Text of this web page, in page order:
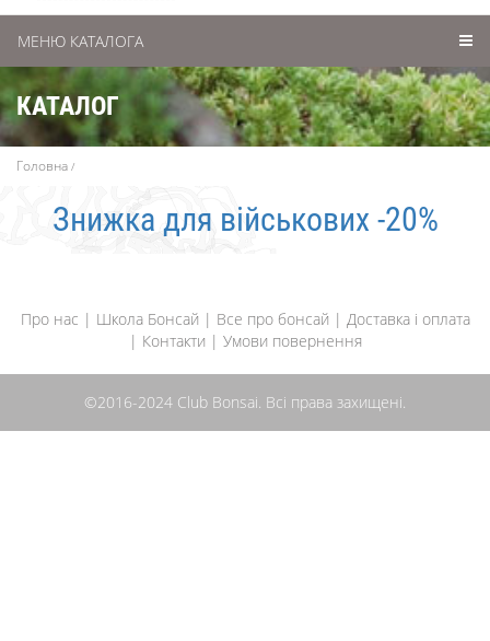
МЕНЮ КАТАЛОГА
КАТАЛОГ
Головна
Знижка для військових -20%
Про нас | Школа Бонсай | Все про бонсай | Доставка і оплата
| Контакти | Умови повернення
©2016-2024 Club Bonsai. Всі права захищені.